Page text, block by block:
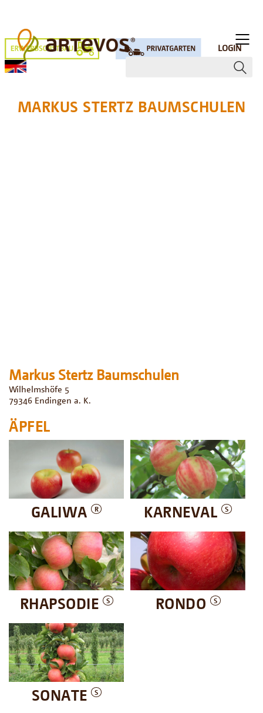
LOGIN
MARKUS STERTZ BAUMSCHULEN
Markus Stertz Baumschulen
Wilhelmshöfe 5
79346 Endingen a. K.
ÄPFEL
GALIWA R KARNEVAL S
RHAPSODIE S RONDO S
SONATE S